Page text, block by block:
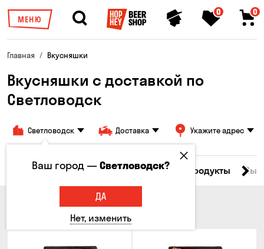
МЕНЮ
0 0
Главная Вкусняшки
Вкусняшки c доставкой по
Светловодск
Светловодск Доставка Укажите адрес
Все товары Мясо Рыба Морепродукты
Ваш город —Светловодск?
ДА
Нет, изменить